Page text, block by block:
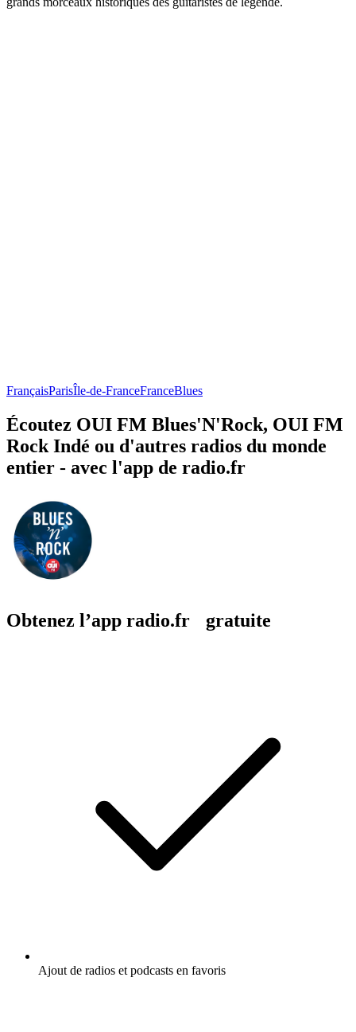
FrançaisParisÎle-de-FranceFranceBlues
Écoutez OUI FM Blues'N'Rock, OUI FM
Rock Indé ou d'autres radios du monde
entier - avec l'app de radio.fr
Obtenez l’app radio.fr gratuite
Ajout de radios et podcasts en favoris